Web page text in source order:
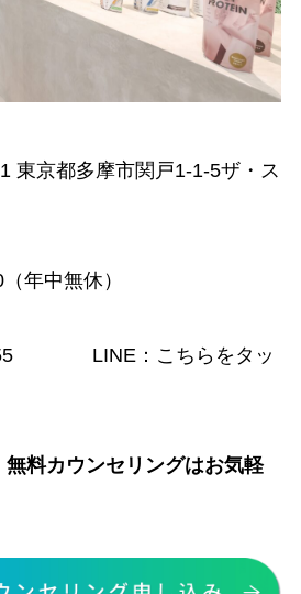
東京都多摩市関戸1-1-5ザ・ス
年中無休）
LINE： こちらをタッ
料カウンセリングはお気軽